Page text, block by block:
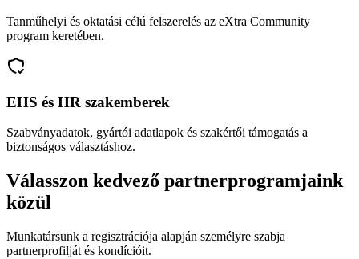
Tanműhelyi és oktatási célú felszerelés az eXtra Community
program keretében.
EHS és HR szakemberek
Szabványadatok, gyártói adatlapok és szakértői támogatás a
biztonságos választáshoz.
Válasszon kedvező partnerprogramjaink
közül
Munkatársunk a regisztrációja alapján személyre szabja
partnerprofilját és kondícióit.